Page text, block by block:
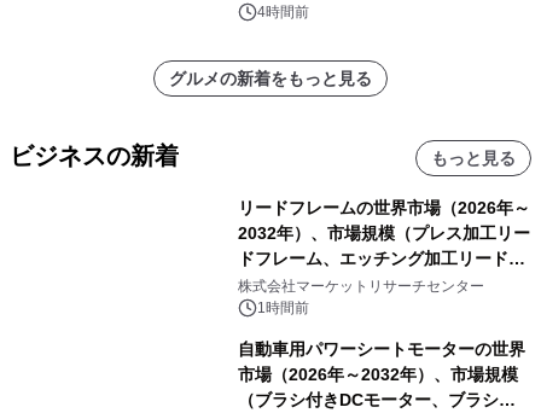
4時間前
グルメの新着をもっと見る
ビジネスの新着 もっと見る
リードフレームの世界市場（2026年～
2032年）、市場規模（プレス加工リー
ドフレーム、エッチング加工リードフ
レーム）・分析レポートを発表
株式会社マーケットリサーチセンター
1時間前
自動車用パワーシートモーターの世界
市場（2026年～2032年）、市場規模
（ブラシ付きDCモーター、ブラシレ